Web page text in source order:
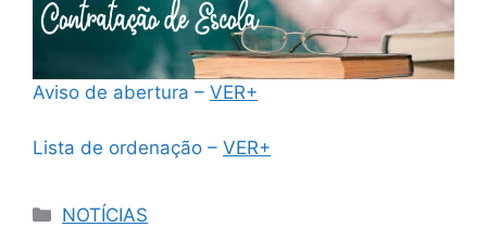
Aviso de abertura – VER+
Lista de ordenação – VER+
Categorias
NOTÍCIAS